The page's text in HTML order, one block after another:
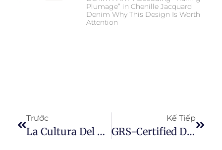
Plumage” in Chenille Jacquard
Denim Why This Design Is Worth
Attention
Trước
La Cultura Del Denim Y Su Importancia En La Moda
Kế Tiếp
GRS-Certified Denim Fabric: Paving The Way For Sustainable Fashion